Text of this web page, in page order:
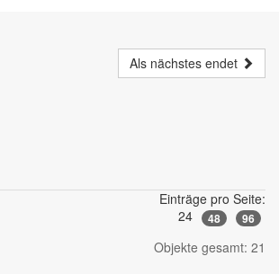
Als nächstes endet
Einträge pro Seite:
24
48 96
Objekte gesamt: 21